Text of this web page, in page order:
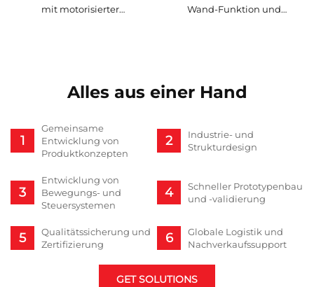
mit motorisierter
Wand-Funktion und
Alles aus einer Hand
Gemeinsame
Entwicklung von
Produktkonzepten
Industrie- und
Strukturdesign
Entwicklung von
Bewegungs- und
Steuersystemen
Schneller Prototypenbau
und -validierung
Qualitätssicherung und
Zertifizierung
Globale Logistik und
Nachverkaufssupport
GET SOLUTIONS